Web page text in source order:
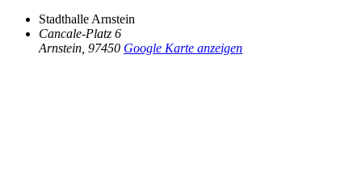
Stadthalle Arnstein
Cancale-Platz 6
Arnstein 97450 Google Karte anzeigen